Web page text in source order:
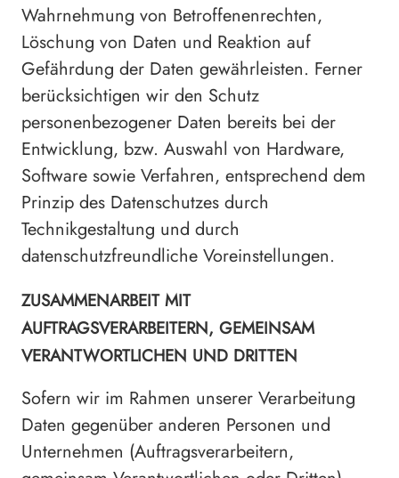
Wahrnehmung von Betroffenenrechten,
Löschung von Daten und Reaktion auf
Gefährdung der Daten gewährleisten. Ferner
berücksichtigen wir den Schutz
personenbezogener Daten bereits bei der
Entwicklung, bzw. Auswahl von Hardware,
Software sowie Verfahren, entsprechend dem
Prinzip des Datenschutzes durch
Technikgestaltung und durch
datenschutzfreundliche Voreinstellungen.
ZUSAMMENARBEIT MIT
AUFTRAGSVERARBEITERN, GEMEINSAM
VERANTWORTLICHEN UND DRITTEN
Sofern wir im Rahmen unserer Verarbeitung
Daten gegenüber anderen Personen und
Unternehmen (Auftragsverarbeitern,